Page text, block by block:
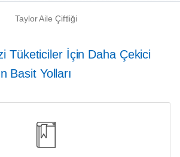
Taylor Aile Çiftliği
Tüketiciler İçin Daha Çekici
Basit Yolları